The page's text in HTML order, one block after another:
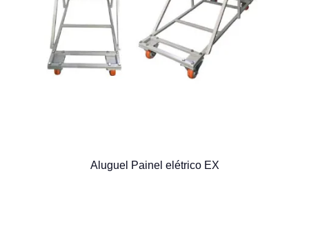
Aluguel Painel elétrico EX